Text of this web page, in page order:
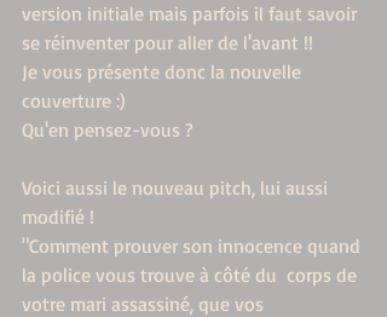
version initiale mais parfois il faut savoir
se réinventer pour aller de l'avant !!
Je vous présente donc la nouvelle
couverture :)
Qu'en pensez-vous ?
Voici aussi le nouveau pitch, lui aussi
modifié !
"Comment prouver son innocence quand
la police vous trouve à côté du  corps de
votre mari assassiné, que vos